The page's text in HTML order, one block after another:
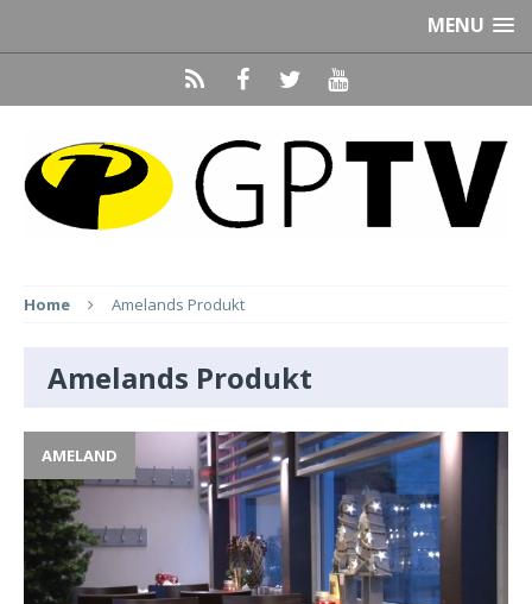
MENU
Home Amelands Produkt
Amelands Produkt
AMELAND